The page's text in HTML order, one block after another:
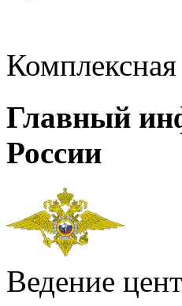
Главный
России
Ведение